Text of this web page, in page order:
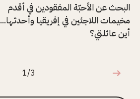
البحث عن الأحبّة المفقودين في أقدم
مخيمات اللاجئين في إفريقيا وأحدثها...
أين عائلتي؟
1 من 3
1/3